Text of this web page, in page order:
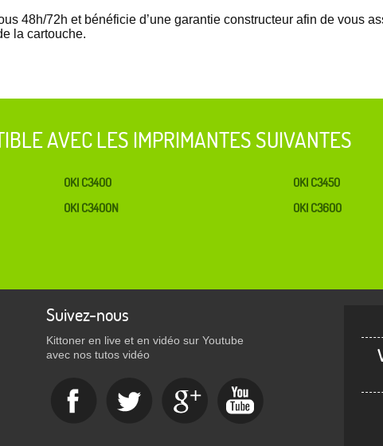
48h/72h et bénéficie d’une garantie constructeur afin de vous
la cartouche.
AVEC LES IMPRIMANTES SUIVANTES
OKI C3400
OKI C3400N
OKI C3450
OKI C3600
Suivez-nous
Kittoner en live et en vidéo sur Youtube
avec nos tutos vidéo